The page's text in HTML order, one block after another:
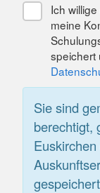
Ich
meine
speichert
Sie sind
berechtigt,